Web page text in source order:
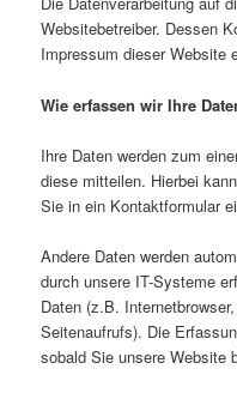
Websitebetreiber. Dessen
Impressum dieser Website
Wie erfassen wir Ihre
Ihre Daten werden zum
diese mitteilen. Hierbei
Sie in ein Kontaktformular
Andere Daten werden
durch unsere IT-Systeme
Daten (z.B.
Seitenaufrufs). Die
sobald Sie unsere Website